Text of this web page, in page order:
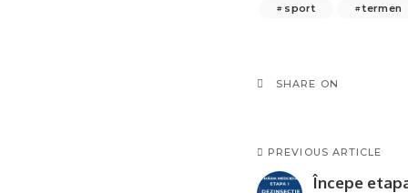
sport
termen
SHARE ON
PREVIOUS ARTICLE
Începe